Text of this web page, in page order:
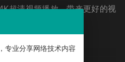
超清视频播放，带来更好的视
专业分享网络技术内容